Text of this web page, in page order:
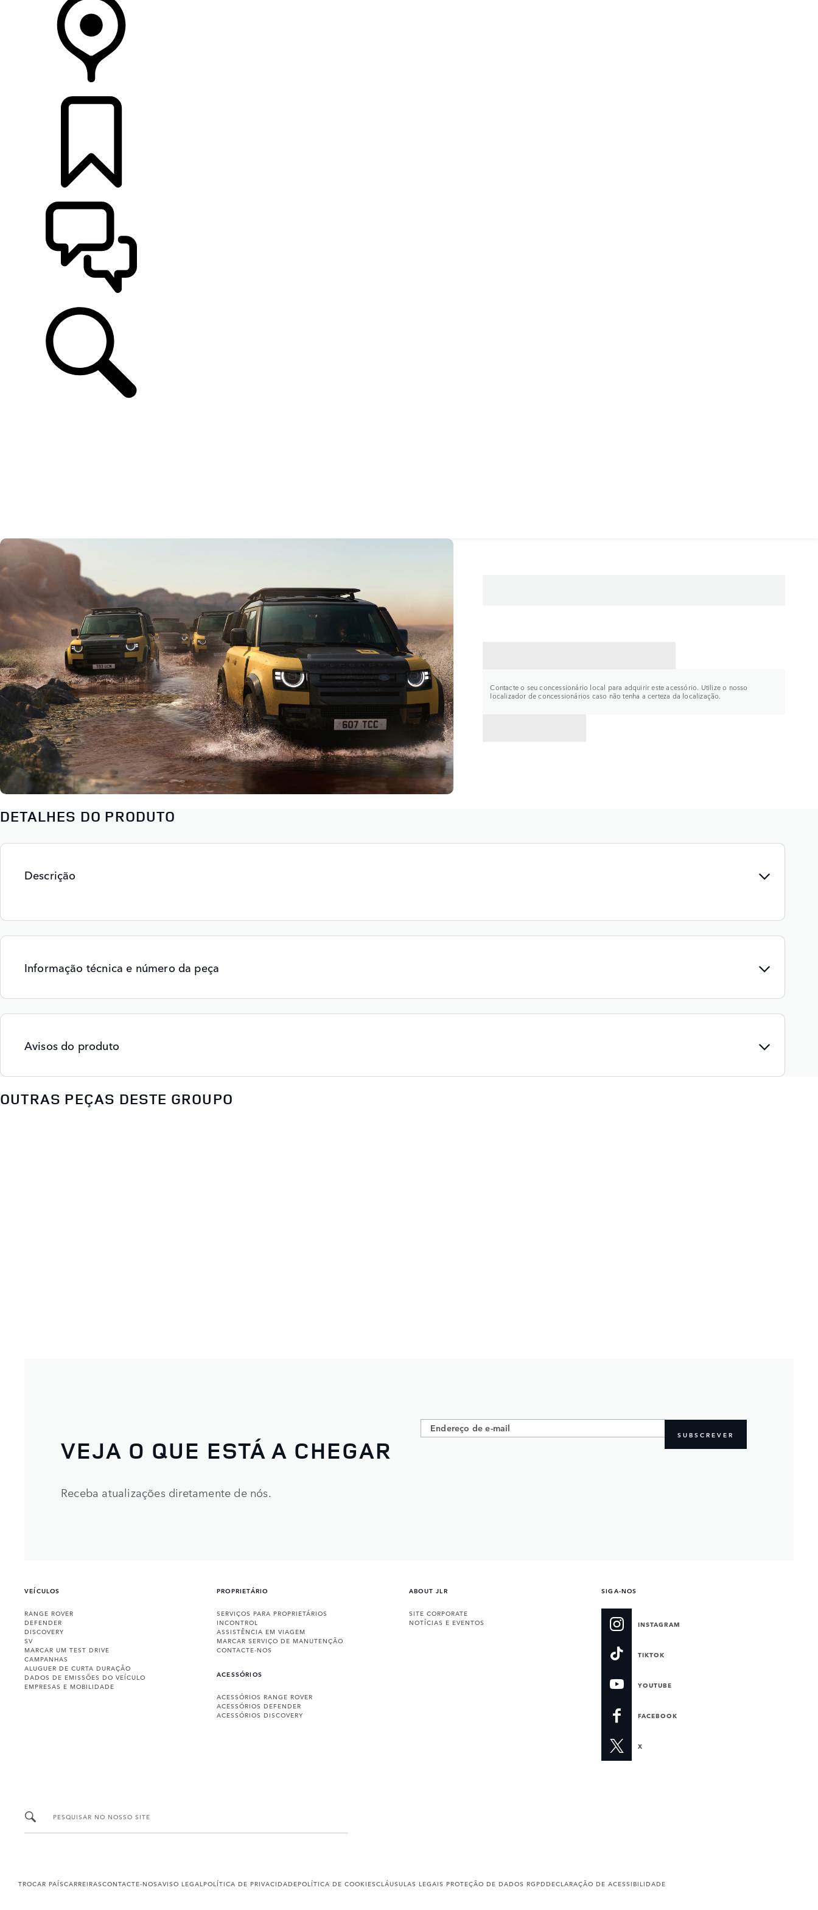
Contacte o seu concessionário local para adquirir este acessório. Utilize o nosso
localizador de concessionários caso não tenha a certeza da localização.
DETALHES DO PRODUTO
Descrição
Informação técnica e número da peça
Avisos do produto
OUTRAS PEÇAS DESTE GROUPO
VEJA O QUE ESTÁ A CHEGAR
Receba atualizações diretamente de nós.
SUBSCREVER
VEÍCULOS
RANGE ROVER
DEFENDER
DISCOVERY
SV
MARCAR UM TEST DRIVE
CAMPANHAS
ALUGUER DE CURTA DURAÇÃO
DADOS DE EMISSÕES DO VEÍCULO
EMPRESAS E MOBILIDADE
PROPRIETÁRIO
SERVIÇOS PARA PROPRIETÁRIOS
INCONTROL
ASSISTÊNCIA EM VIAGEM
MARCAR SERVIÇO DE MANUTENÇÃO
CONTACTE-NOS
ACESSÓRIOS
ACESSÓRIOS RANGE ROVER
ACESSÓRIOS DEFENDER
ACESSÓRIOS DISCOVERY
ABOUT JLR
SITE CORPORATE
NOTÍCIAS E EVENTOS
SIGA-NOS
INSTAGRAM
TIKTOK
YOUTUBE
FACEBOOK
X
PESQUISAR NO NOSSO SITE
TROCAR PAÍSCARREIRASCONTACTE-NOSAVISO LEGALPOLÍTICA DE PRIVACIDADEPOLÍTICA DE COOKIESCLÁUSULAS LEGAIS PROTEÇÃO DE DADOS RGPDDECLARAÇÃO DE ACESSIBILIDADE